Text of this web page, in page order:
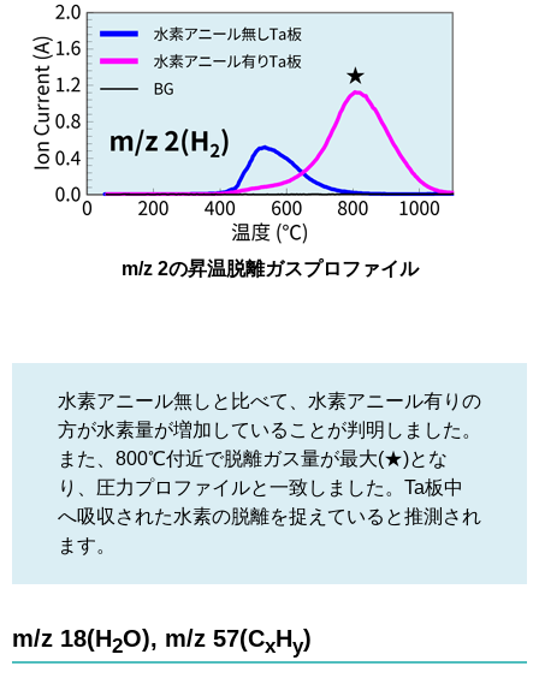
m/z 2の昇温脱離ガスプロファイル
水素アニール無しと比べて、水素アニール有りの
方が水素量が増加していることが判明しました。
また、800℃付近で脱離ガス量が最大(★)とな
り、圧力プロファイルと一致しました。Ta板中
へ吸収された水素の脱離を捉えていると推測され
ます。
m/z 18(H2O), m/z 57(CxHy)